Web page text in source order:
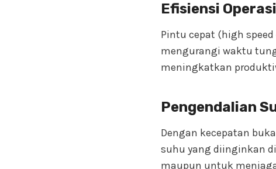
Efisiensi
Pintu cepat (high
mengurangi waktu
meningkatkan
Pengendalian
Dengan kecepatan
suhu yang diinginkan
maupun untuk